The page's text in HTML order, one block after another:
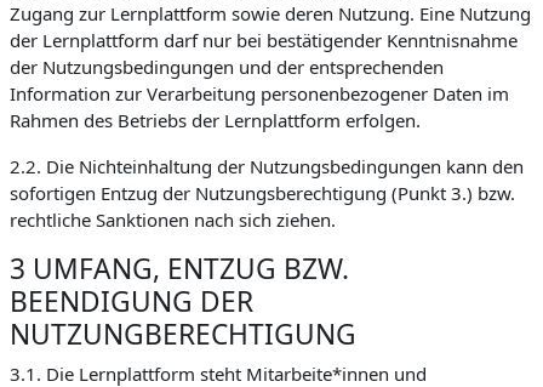
Zugang zur Lernplattform sowie deren Nutzung. Eine Nutzung
der Lernplattform darf nur bei bestätigender Kenntnisnahme
der Nutzungsbedingungen und der entsprechenden
Information zur Verarbeitung personenbezogener Daten im
Rahmen des Betriebs der Lernplattform erfolgen.
2.2. Die Nichteinhaltung der Nutzungsbedingungen kann den
sofortigen Entzug der Nutzungsberechtigung (Punkt 3.) bzw.
rechtliche Sanktionen nach sich ziehen.
3 UMFANG, ENTZUG BZW.
BEENDIGUNG DER
NUTZUNGBERECHTIGUNG
3.1. Die Lernplattform steht Mitarbeite*innen und